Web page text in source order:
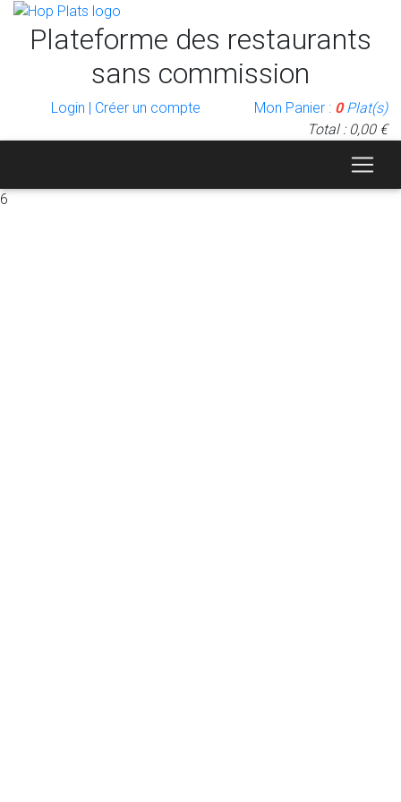
Plateforme des restaurants
sans commission
Login | Créer un compte Mon Panier : 0Plat(s)
Total : 0,00 €
6